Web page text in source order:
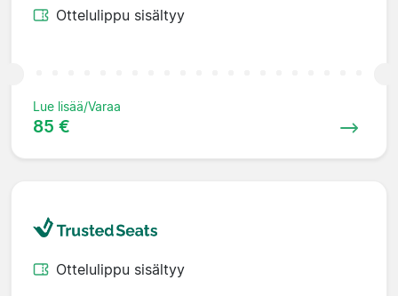
Ottelulippu sisältyy
Lue lisää/Varaa
85 €
Ottelulippu sisältyy